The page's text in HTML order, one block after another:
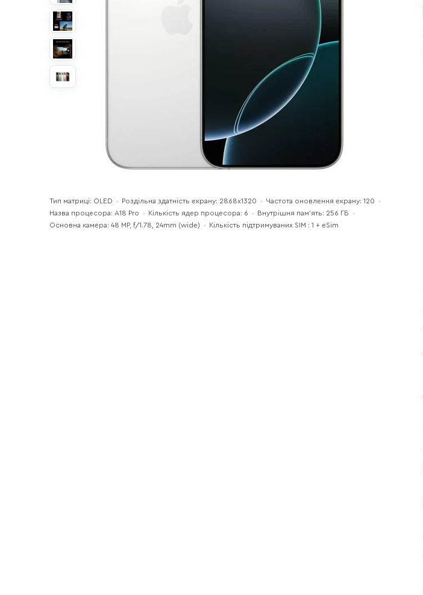
Тип матриці: OLED Роздільна здатність екрану: 2868x1320
Частота оновлення екрану: 120
Назва процесора: A18 Pro
Кількість ядер процесора: 6
Внутрішня пам'ять: 256 ГБ
Основна камера: 48 MP, f/1.78, 24mm (wide)
Кількість підтримуваних SIM : 1 + eSim